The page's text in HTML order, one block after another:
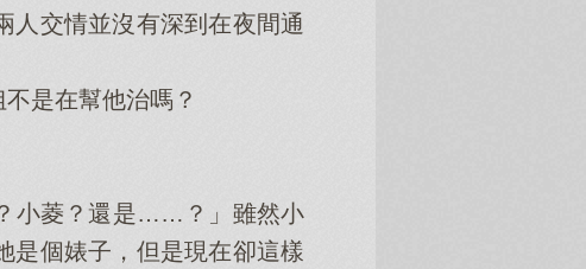
交情並沒有深到在夜間通
是在幫他治嗎？
小菱？還是……？」雖然小
個婊子，但是現在卻這樣